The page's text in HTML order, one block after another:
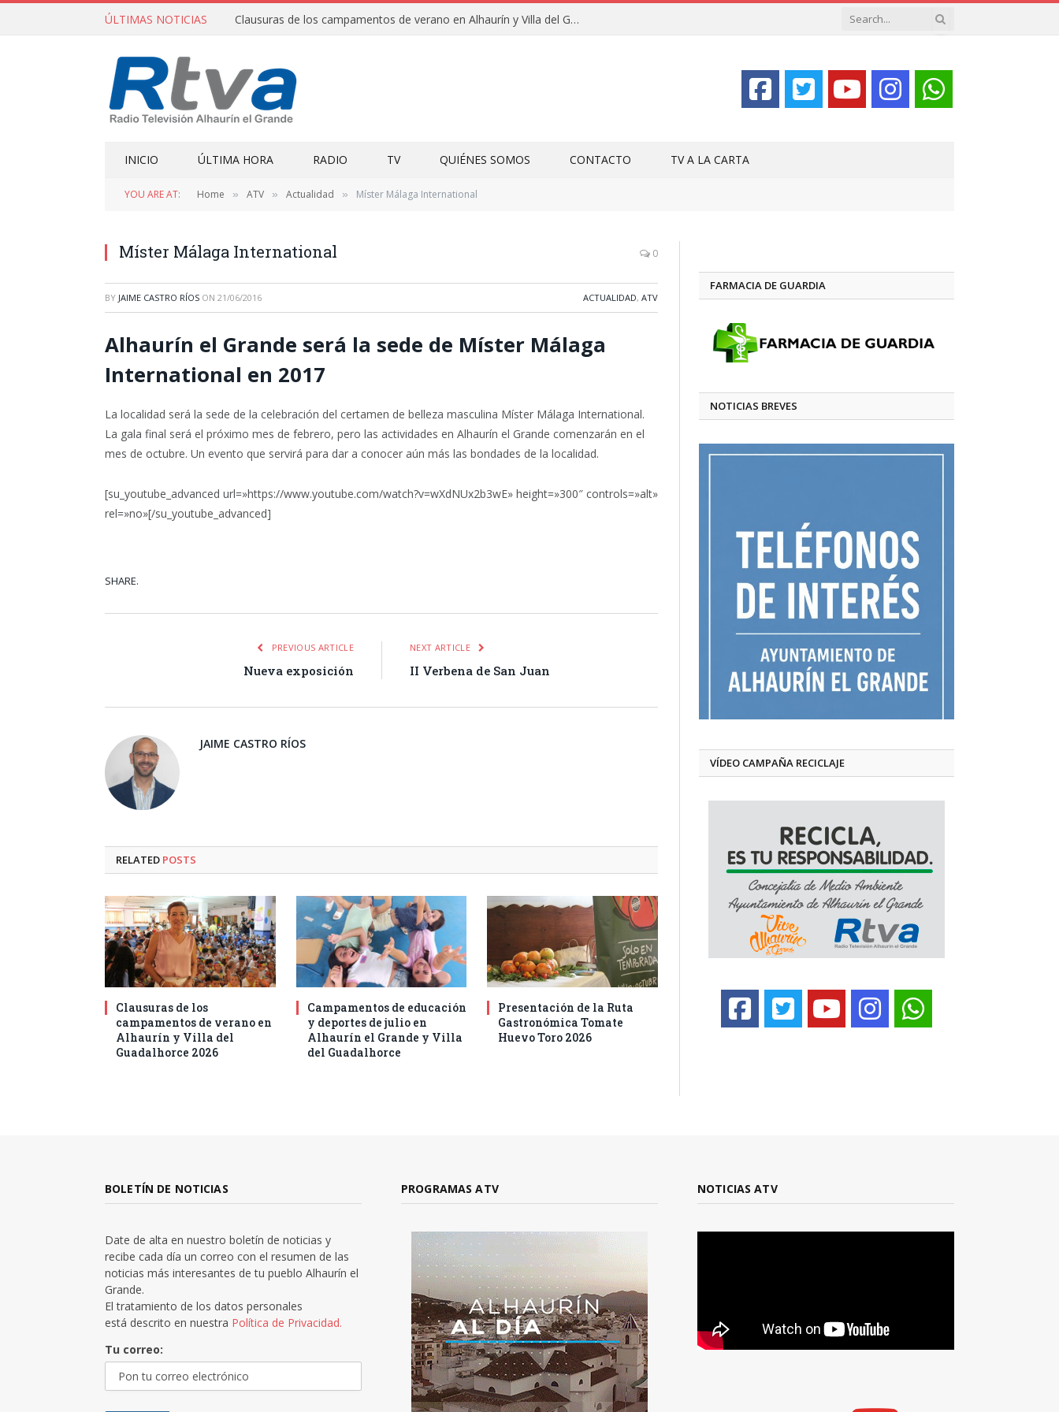
ÚLTIMAS NOTICIAS Clausuras de los campamentos de verano en Alhaurín y Villa del Guadalhorce 2026
INICIO ÚLTIMA HORA RADIO TV QUIÉNES SOMOS CONTACTO TV A LA CARTA
YOU ARE AT: Home » ATV » Actualidad » Míster Málaga International
Míster Málaga International 0
BY JAIME CASTRO RÍOS ON 21/06/2016 ACTUALIDAD, ATV
Alhaurín el Grande será la sede de Míster Málaga
International en 2017
La localidad será la sede de la celebración del certamen de belleza masculina Míster Málaga International.
La gala final será el próximo mes de febrero, pero las actividades en Alhaurín el Grande comenzarán en el
mes de octubre. Un evento que servirá para dar a conocer aún más las bondades de la localidad.
[su_youtube_advanced url=»https://www.youtube.com/watch?v=wXdNUx2b3wE» height=»300″ controls=»alt»
rel=»no»[/su_youtube_advanced]
SHARE.
PREVIOUS ARTICLE
Nueva exposición
NEXT ARTICLE
II Verbena de San Juan
JAIME CASTRO RÍOS
RELATED POSTS
Clausuras de los
campamentos de verano en
Alhaurín y Villa del
Guadalhorce 2026
Campamentos de educación
y deportes de julio en
Alhaurín el Grande y Villa
del Guadalhorce
Presentación de la Ruta
Gastronómica Tomate
Huevo Toro 2026
FARMACIA DE GUARDIA
NOTICIAS BREVES
VÍDEO CAMPAÑA RECICLAJE
BOLETÍN DE NOTICIAS
Date de alta en nuestro boletín de noticias y
recibe cada día un correo con el resumen de las
noticias más interesantes de tu pueblo Alhaurín el
Grande.
El tratamiento de los datos personales
está descrito en nuestra Política de Privacidad.
Tu correo:
PROGRAMAS ATV NOTICIAS ATV